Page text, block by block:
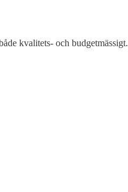
kvalitets- och budgetmässigt.